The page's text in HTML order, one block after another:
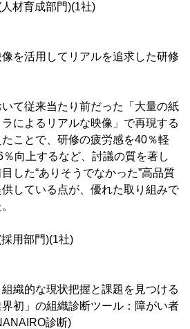
材育成部門)(1社)
像を活用してリアルを追求した研修
て従来当たり前だった「大量の紙
によるリアルな映像」で再現する
ことで、研修の疲労感を40％軽
向上するなど、討議の質を著し
した“ありそうでなかった”高品質
している点が、優れた取り組みで
用部門)(1社)
織的な現状把握と課題を見つける
初」の組織診断ツール：障がい者
診断)